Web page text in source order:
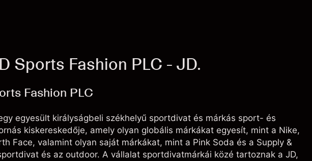
Sports Fashion PLC - JD.
Fashion PLC
egyesült királyságbeli székhelyű sportdivat és márkás sport- és
kiskereskedője, amely olyan globális márkákat egyesít, mint a Nike,
Face, valamint olyan saját márkákat, mint a Pink Soda és a Supply &
és az outdoor. A vállalat sportdivatmárkái közé tartoznak a JD,